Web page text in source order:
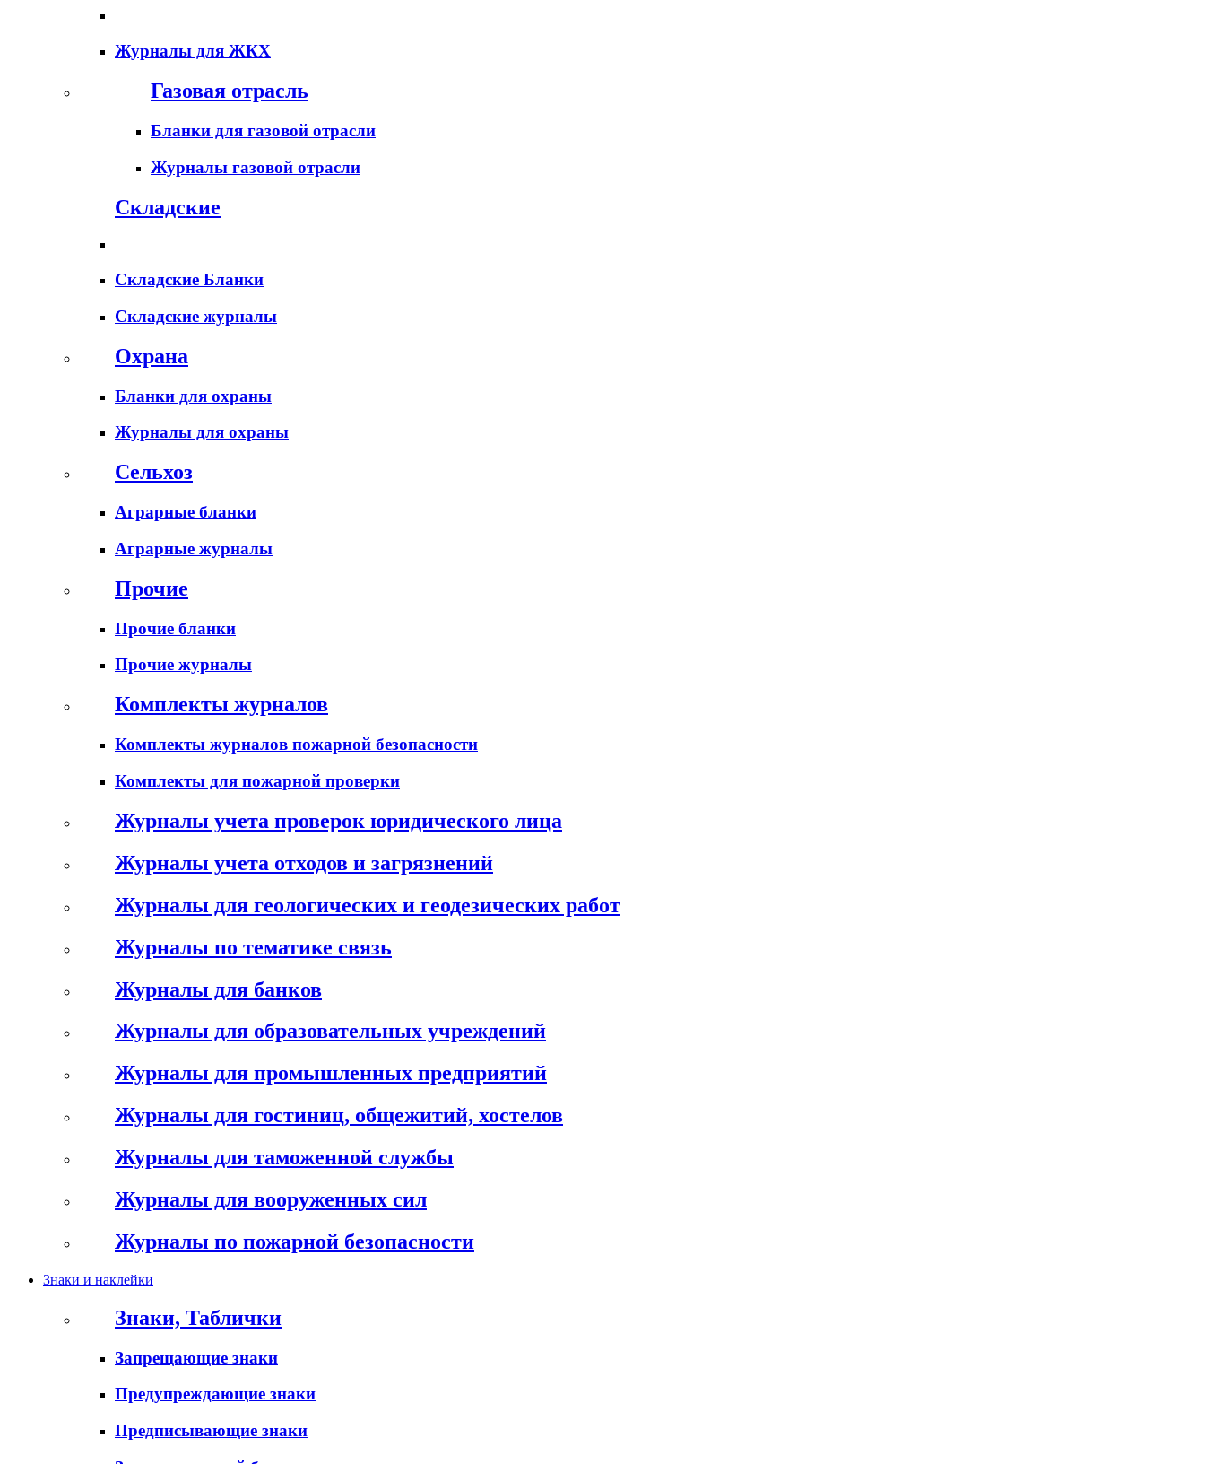
Журналы для ЖКХ
Газовая отрасль
Бланки для газовой отрасли
Журналы газовой отрасли
Складские
Складские Бланки
Складские журналы
Охрана
Бланки для охраны
Журналы для охраны
Сельхоз
Аграрные бланки
Аграрные журналы
Прочие
Прочие бланки
Прочие журналы
Комплекты журналов
Комплекты журналов пожарной безопасности
Комплекты для пожарной проверки
Журналы учета проверок юридического лица
Журналы учета отходов и загрязнений
Журналы для геологических и геодезических работ
Журналы по тематике связь
Журналы для банков
Журналы для образовательных учреждений
Журналы для промышленных предприятий
Журналы для гостиниц, общежитий, хостелов
Журналы для таможенной службы
Журналы для вооруженных сил
Журналы по пожарной безопасности
Знаки и наклейки
Знаки, Таблички
Запрещающие знаки
Предупреждающие знаки
Предписывающие знаки